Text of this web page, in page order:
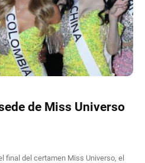
de Miss Universo
final del certamen Miss Universo, el